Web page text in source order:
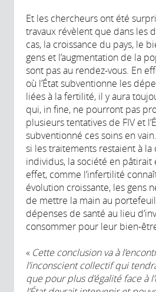
Et les chercheurs ont été
travaux révèlent que dans les
cas, la croissance du pays, le
gens et l’augmentation de la
sont pas au rendez-vous. En
où l’État subventionne les
liées à la fertilité, il y aura
qui, in fine, ne pourront pas
plusieurs tentatives de FIV et
subventionné ces soins en
si les traitements restaient à la
individus, la société en pâtirait
effet, comme l’infertilité
évolution croissante, les gens
de mettre la main au
dépenses de santé au lieu
consommer pour leur bien-
« Cette conclusion va à
l’inconscient collectif qui
que pour plus d’égalité face à